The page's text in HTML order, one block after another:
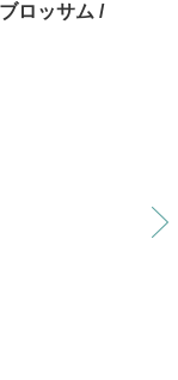
ロッサム /